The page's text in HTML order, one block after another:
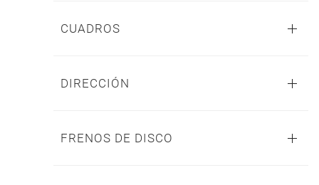
CUADROS
DIRECCIÓN
FRENOS DE DISCO